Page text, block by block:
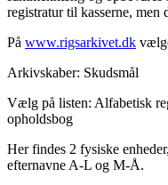
registratur til kasserne, men
På www.rigsarkivet.dk
Arkivskaber: Skudsmål
Vælg på listen: Alfabetisk
opholdsbog
Her findes 2 fysiske
efternavne A-L og M-Å.